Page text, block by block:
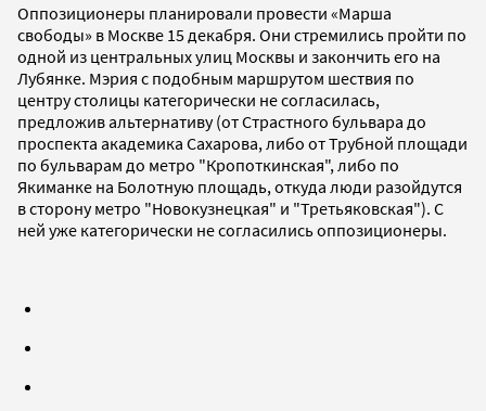
Оппозиционеры планировали провести «Марша
свободы» в Москве 15 декабря. Они стремились пройти по
одной из центральных улиц Москвы и закончить его на
Лубянке. Мэрия с подобным маршрутом шествия по
центру столицы категорически не согласилась,
предложив альтернативу (от Страстного бульвара до
проспекта академика Сахарова, либо от Трубной площади
по бульварам до метро "Кропоткинская", либо по
Якиманке на Болотную площадь, откуда люди разойдутся
в сторону метро "Новокузнецкая" и "Третьяковская"). С
ней уже категорически не согласились оппозиционеры.